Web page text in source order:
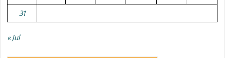
31
« Jul